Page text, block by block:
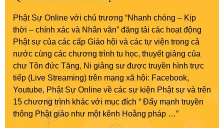
Phật Sự Online với chủ trương “Nhanh chóng – Kịp
thời – chính xác và Nhân văn” đăng tải các hoạt động
Phật sự của các cấp Giáo hội và các tự viện trong cả
nước cùng các chương trình tu học, thuyết giảng của
chư Tôn đức Tăng, Ni giảng sư được truyền hình trực
tiếp (Live Streaming) trên mạng xã hội: Facebook,
Youtube, Phật Sự Online về các sự kiện Phật sự và trên
15 chương trình khác với mục đích “ Đẩy mạnh truyền
thông Phật giáo như một kênh Hoằng pháp …”